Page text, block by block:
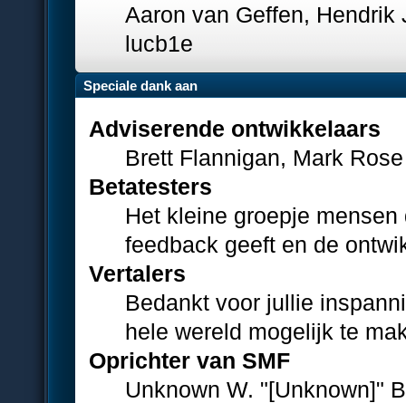
Aaron van Geffen, Hendrik
lucb1e
Speciale dank aan
Adviserende ontwikkelaars
Brett Flannigan, Mark
Betatesters
Het kleine groepje
feedback geeft en de
Vertalers
Bedankt voor jullie
hele wereld mogelijk te
Oprichter van SMF
Unknown W. "[Unknown]"